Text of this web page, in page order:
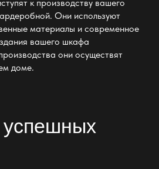
к производству вашего
. Они используют
материалы и современное
вашего шкафа
они осуществят
доме.